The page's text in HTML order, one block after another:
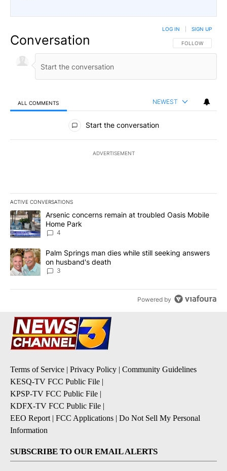
Conversation FOLLOW THIS
FOLLOW
LOG IN SIGN UP
ALL COMMENTS NEWEST
All Comments
Start the conversation
ADVERTISEMENT
ACTIVE CONVERSATIONS
The following is a list of the most commented articles in the last
A trending article titled "Arsenic concerns remain at troubled
Arsenic concerns remain at troubled Oasis Mobile
Home Park
4
A trending article titled "Palm Springs man dies while still
Palm Springs man dies while still seeking answers
on husband's death
3
Powered by
Terms of Service | Privacy Policy | Community Guidelines
KESQ-TV FCC Public File |
KPSP-TV FCC Public File |
KDFX-TV FCC Public File |
EEO Report | FCC Applications | Do Not Sell My Personal
Information
SUBSCRIBE TO OUR EMAIL ALERTS